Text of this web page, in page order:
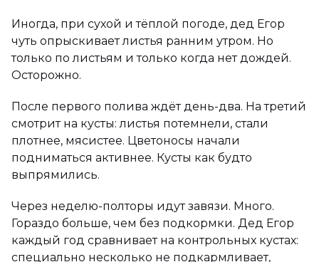
Иногда, при сухой и тёплой погоде, дед Егор
чуть опрыскивает листья ранним утром. Но
только по листьям и только когда нет дождей.
Осторожно.
После первого полива ждёт день-два. На третий
смотрит на кусты: листья потемнели, стали
плотнее, мясистее. Цветоносы начали
подниматься активнее. Кусты как будто
выпрямились.
Через неделю-полторы идут завязи. Много.
Гораздо больше, чем без подкормки. Дед Егор
каждый год сравнивает на контрольных кустах:
специально несколько не подкармливает,